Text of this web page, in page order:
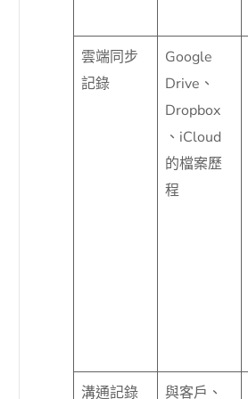
雲端同步
記錄
Google
Drive、
Dropbox
、iCloud
的檔案歷
程
溝通記錄 與客戶、